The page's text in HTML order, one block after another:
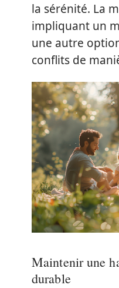
la sérénité. La
impliquant un
une autre
conflits de
Maintenir une
durable